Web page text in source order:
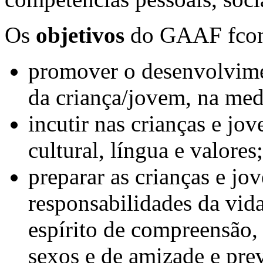
Os objetivos do GAAF
promover o
da criança/jovem, na
incutir nas crianças e
cultural, língua e valores;
preparar as crianças e
responsabilidades da
espírito de
sexos e de amizade e